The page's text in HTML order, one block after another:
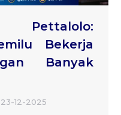
Bekerja
Banyak
23-12-2025